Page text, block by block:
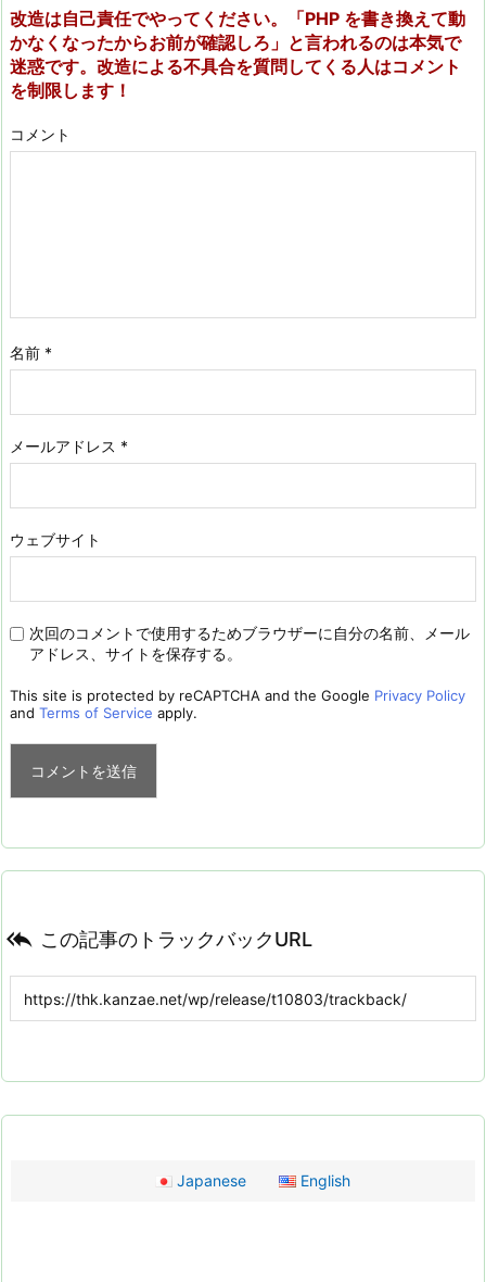
改造は自己責任でやってください。「PHP を書き換えて動
かなくなったからお前が確認しろ」と言われるのは本気で
迷惑です。改造による不具合を質問してくる人はコメント
を制限します！
コメント
名前 *
メールアドレス *
ウェブサイト
次回のコメントで使用するためブラウザーに自分の名前、メール
アドレス、サイトを保存する。
This site is protected by reCAPTCHA and the Google Privacy Policy
and Terms of Service apply.
 この記事のトラックバックURL
Japanese English